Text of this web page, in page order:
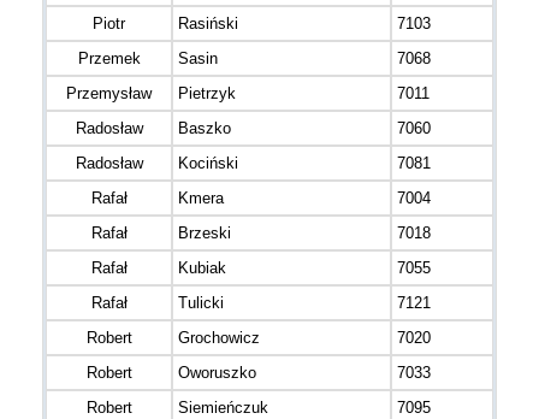
Piotr
Rasiński
7103
Przemek
Sasin
7068
Przemysław
Pietrzyk
7011
Radosław
Baszko
7060
Radosław
Kociński
7081
Rafał
Kmera
7004
Rafał
Brzeski
7018
Rafał
Kubiak
7055
Rafał
Tulicki
7121
Robert
Grochowicz
7020
Robert
Oworuszko
7033
Robert
Siemieńczuk
7095